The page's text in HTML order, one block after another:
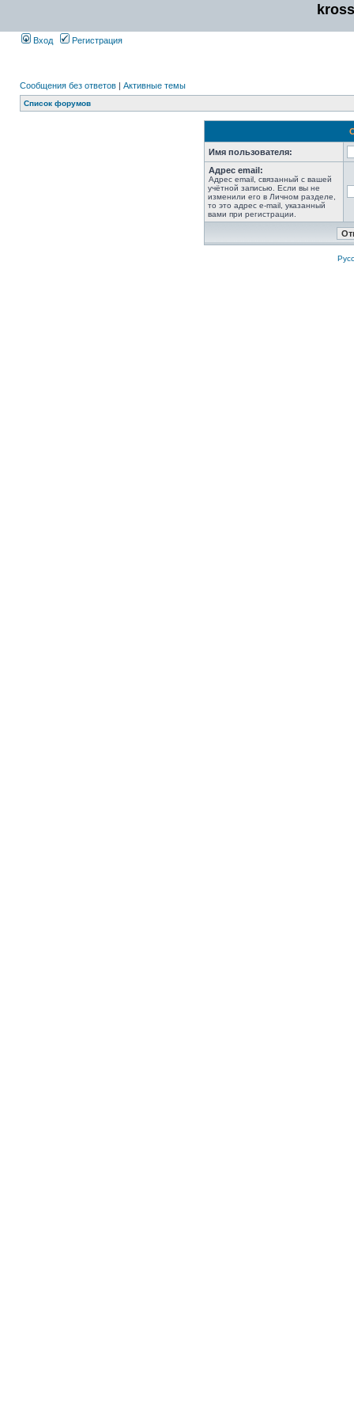
Вход Регистрация
Сообщения без ответов | Активные темы
Список форумов
Имя пользователя:
Адрес email:
Адрес email, связанный с вашей
учётной записью. Если вы не
изменили его в Личном разделе,
то это адрес e-mail, указанный
вами при регистрации.